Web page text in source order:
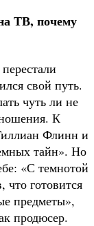
ТВ, почему
свой путь.
чуть ли не
К
Флинн и
тайн». Но
«С темнотой
готовится
предметы»,
продюсер.